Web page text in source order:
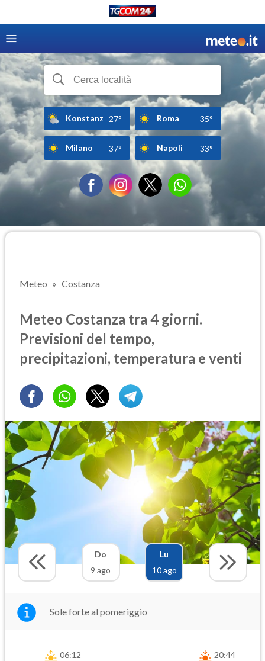
Konstanz 27° Roma 35°
Milano 37° Napoli 33°
Meteo Costanza
Meteo Costanza tra 4 giorni.
Previsioni del tempo,
precipitazioni, temperatura e venti
Do
9 ago
Lu
10 ago
Sole forte al pomeriggio
06:12 20:44